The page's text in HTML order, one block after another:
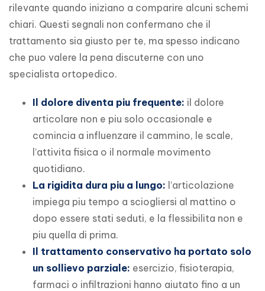
rilevante quando iniziano a comparire alcuni schemi
chiari. Questi segnali non confermano che il
trattamento sia giusto per te, ma spesso indicano
che puo valere la pena discuterne con uno
specialista ortopedico.
Il dolore diventa piu frequente: il dolore
articolare non e piu solo occasionale e
comincia a influenzare il cammino, le scale,
l’attivita fisica o il normale movimento
quotidiano.
La rigidita dura piu a lungo: l’articolazione
impiega piu tempo a sciogliersi al mattino o
dopo essere stati seduti, e la flessibilita non e
piu quella di prima.
Il trattamento conservativo ha portato solo
un sollievo parziale: esercizio, fisioterapia,
farmaci o infiltrazioni hanno aiutato fino a un